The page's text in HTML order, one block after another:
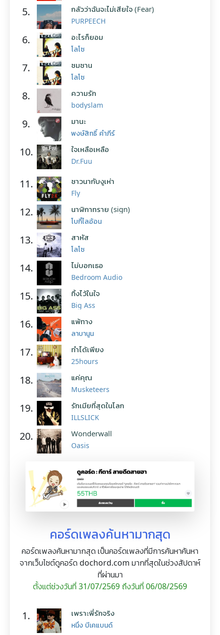
5. กลัวว่าฉันจะไม่เสียใจ (Fear)
PURPEECH
6. อะไรก็ยอม
โลโซ
7. ซมซาน
โลโซ
8. ความรัก
bodyslam
9. มานะ
พงษ์สิทธิ์ คำภีร์
10. ใจเหลือเหลือ
Dr.Fuu
11. ชาวนากับงูเห่า
Fly
12. นาฬิกาทราย (sign)
โบกี้ไลอ้อน
13. สาหัส
โลโซ
14. ไม่บอกเธอ
Bedroom Audio
15. ทิ้งไว้ในใจ
Big Ass
16. แพ้ทาง
ลาบานูน
17. ทำได้เพียง
25hours
18. แค่คุณ
Musketeers
19. รักเมียที่สุดในโลก
ILLSLICK
20. Wonderwall
Oasis
คอร์ดเพลงค้นหามากสุด
คอร์ดเพลงค้นหามากสุด เป็นคอร์ดเพลงที่มีการค้นหาค้นหา
จากเว็บไซต์ดูคอร์ด dochord.com มากที่สุดในช่วงสัปดาห์
ที่ผ่านมา
ตั้งแต่ช่วงวันที่ 31/07/2569 ถึงวันที่ 06/08/2569
1. เพราะพี่รักจริง
หนึ่ง บีเคแบนด์